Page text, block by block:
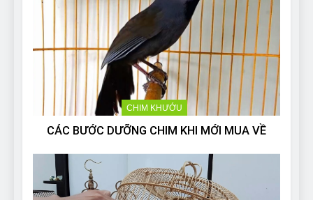
CHIM KHƯỚU
CÁC BƯỚC DƯỠNG CHIM KHI MỚI MUA VỀ